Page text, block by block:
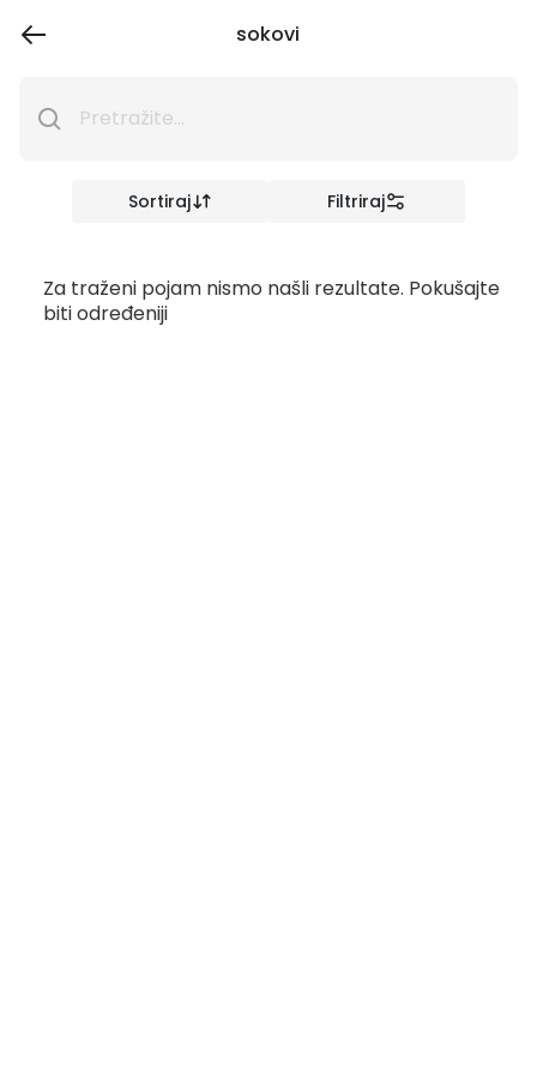
sokovi
Sortiraj Filtriraj
Za traženi pojam nismo našli rezultate. Pokušajte
biti određeniji